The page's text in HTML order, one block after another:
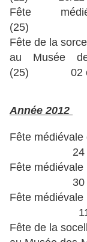
Fête
(25) 04
Fête de la
au Musée
(25) 02
Année 2012
Fête
24
Fête
30 juin/
Fête
11/12
Fête de la